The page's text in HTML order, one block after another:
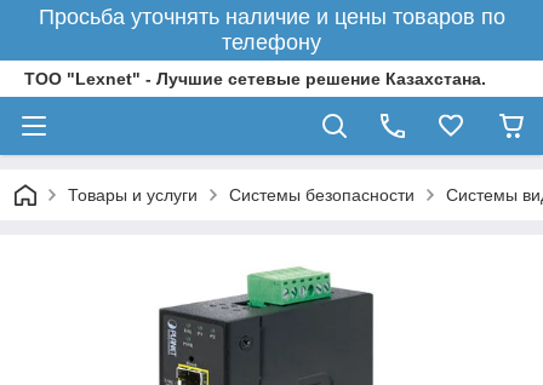
Просьба уточнять наличие и цены товаров по
телефону
ТОО "Lexnet" - Лучшие сетевые решение Казахстана.
Товары и услуги Системы безопасности Системы